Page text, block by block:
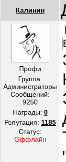
Калинин
Профи
Группа:
Администраторы
Сообщений:
9250
Награды: 0
Репутация: 1185
Статус:
Оффлайн